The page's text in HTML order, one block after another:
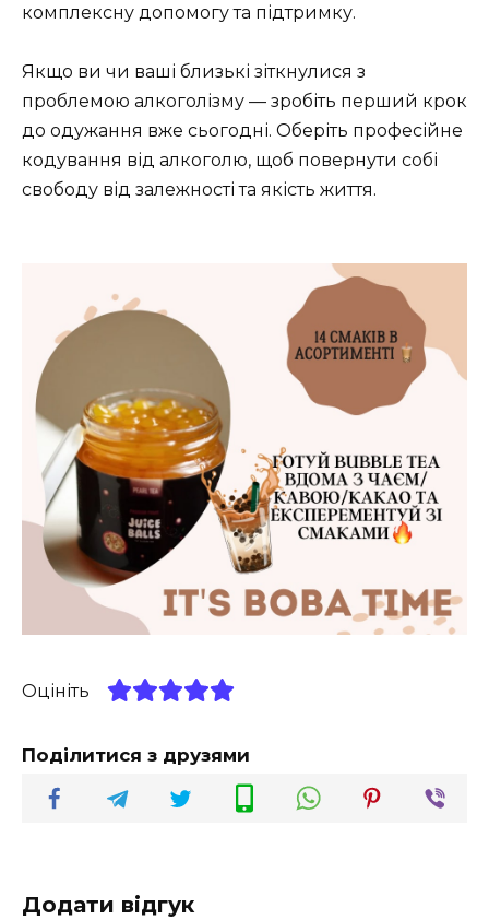
комплексну допомогу та підтримку.
Якщо ви чи ваші близькі зіткнулися з
проблемою алкоголізму — зробіть перший крок
до одужання вже сьогодні. Оберіть професійне
кодування від алкоголю, щоб повернути собі
свободу від залежності та якість життя.
Оцініть
Поділитися з друзями
Додати відгук